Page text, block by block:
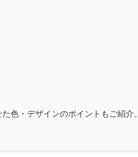
色・デザインのポイントもご紹介。